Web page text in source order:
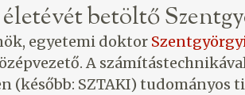
betöltő
egyetemi doktor
A
SZTAKI) tudományos